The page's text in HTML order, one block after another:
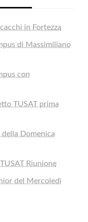
in Fortezza
di Massimiliano
con
TUSAT prima
della Domenica
Riunione
del Mercoledì